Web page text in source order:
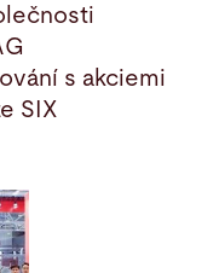
s akciemi
SIX